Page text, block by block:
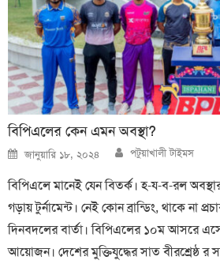
বিপিএলের কেন এমন অবস্থা?
Posted
on
জানুয়ারি ১৮, ২০২৪ Author
পটুয়াখালী টাইমস
বিপিএলে মানেই যেন বিতর্ক। হ-য-ব-রল
গড়ায় টুর্নামেন্ট। নেই কোন ব্রান্ডিং, থাকে না
দিনবদলের বার্তা। বিপিএলের ১০ম আসরে
আয়োজন। দেশের মুক্তিযুদ্ধের সাত বীরশ্রেষ্ঠ র